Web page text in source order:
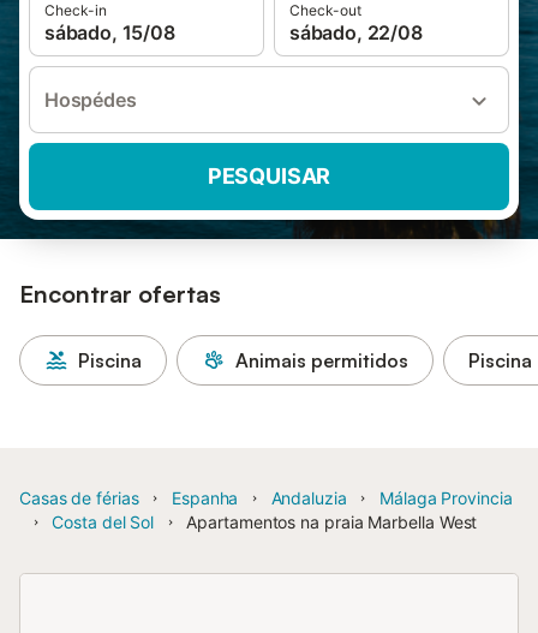
Check-in
sábado, 15/08
Check-out
sábado, 22/08
Hospédes
PESQUISAR
Encontrar ofertas
Piscina Animais permitidos
Casas de férias Espanha Andaluzia
Málaga Provincia
Costa del Sol
Apartamentos na praia Marbella West